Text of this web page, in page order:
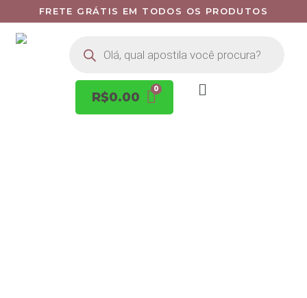
FRETE GRÁTIS EM TODOS OS PRODUTOS
R$0.00